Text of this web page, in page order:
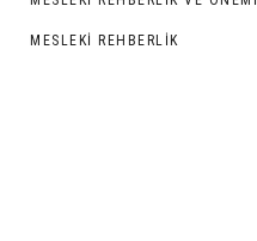
MESLEKİ REHBERLİK